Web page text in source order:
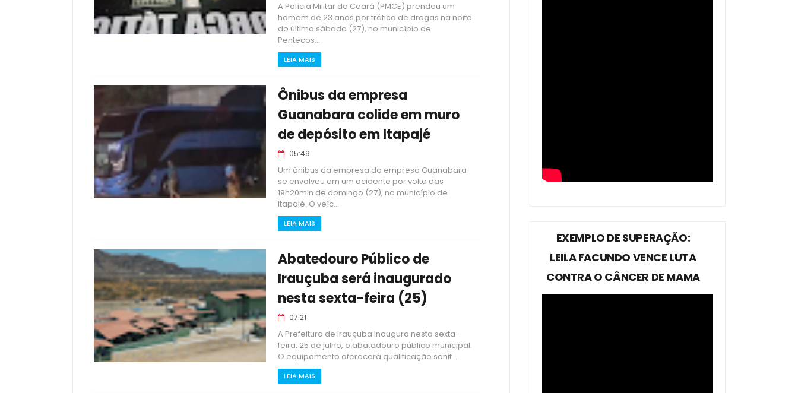
A Polícia Militar do Ceará (PMCE) prendeu um
homem de 23 anos por tráfico de drogas na noite
do último sábado (27), no município de
Pentecos...
LEIA MAIS
Ônibus da empresa
Guanabara colide em muro
de depósito em Itapajé
05:49
Um ônibus da empresa da empresa Guanabara
se envolveu em um acidente por volta das
19h20min de domingo (27), no município de
Itapajé. O veíc...
LEIA MAIS
Abatedouro Público de
Irauçuba será inaugurado
nesta sexta-feira (25)
07:21
A Prefeitura de Irauçuba inaugura nesta sexta-
feira, 25 de julho, o abatedouro público municipal.
O equipamento oferecerá qualificação sanit...
LEIA MAIS
EXEMPLO DE SUPERAÇÃO:
LEILA FACUNDO VENCE LUTA
CONTRA O CÂNCER DE MAMA